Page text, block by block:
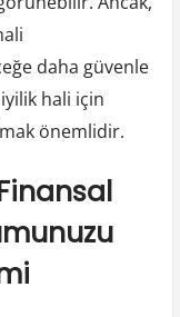
daha güvenle
hali için
önemlidir.